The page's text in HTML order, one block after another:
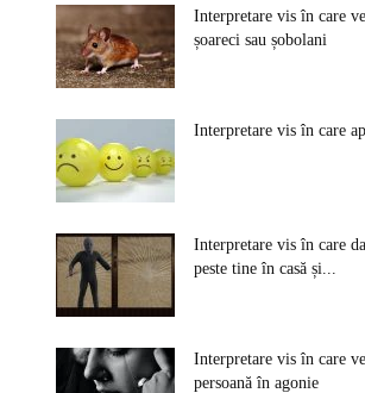
Interpretare vis în care
șoareci sau șobolani
Interpretare vis în care
Interpretare vis în care
peste tine în casă și...
Interpretare vis în care
persoană în agonie